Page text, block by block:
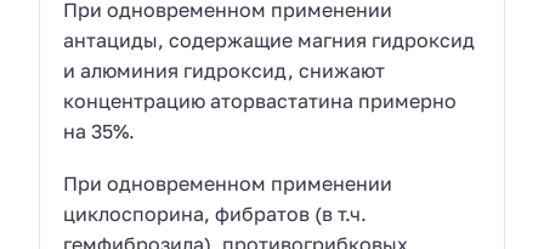
При одновременном применении
антациды, содержащие магния гидроксид
и алюминия гидроксид, снижают
концентрацию аторвастатина примерно
на 35%.
При одновременном применении
циклоспорина, фибратов (в т.ч.
гемфиброзила), противогрибковых